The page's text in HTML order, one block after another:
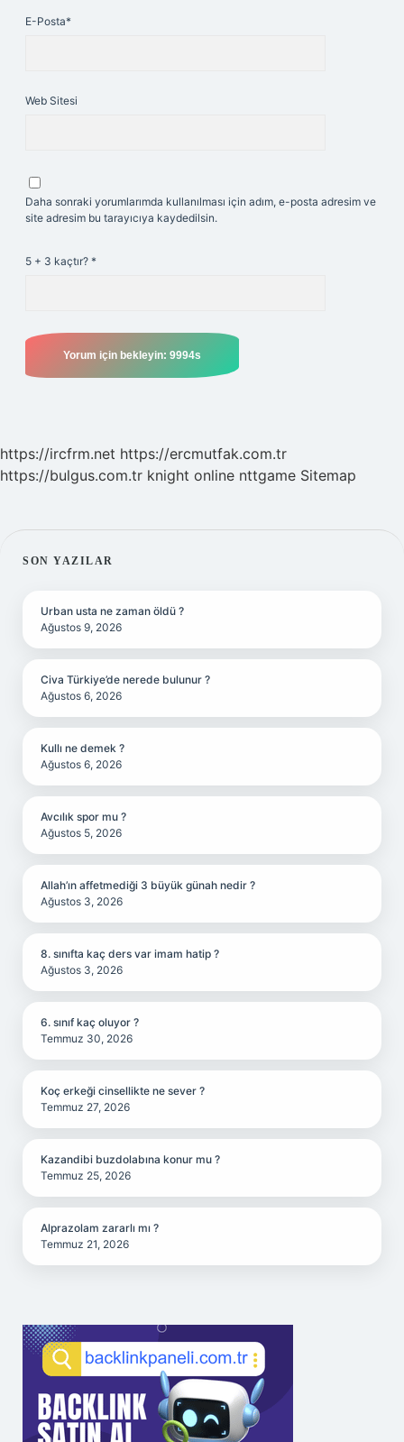
E-Posta*
Web Sitesi
Daha sonraki yorumlarımda kullanılması için adım, e-posta adresim ve
site adresim bu tarayıcıya kaydedilsin.
5 + 3 kaçtır? *
https://ircfrm.net https://ercmutfak.com.tr
https://bulgus.com.tr knight online nttgame Sitemap
SIDEBAR
SON YAZILAR
Urban usta ne zaman öldü ?
Ağustos 9, 2026
Civa Türkiye’de nerede bulunur ?
Ağustos 6, 2026
Kullı ne demek ?
Ağustos 6, 2026
Avcılık spor mu ?
Ağustos 5, 2026
Allah’ın affetmediği 3 büyük günah nedir ?
Ağustos 3, 2026
8. sınıfta kaç ders var imam hatip ?
Ağustos 3, 2026
6. sınıf kaç oluyor ?
Temmuz 30, 2026
Koç erkeği cinsellikte ne sever ?
Temmuz 27, 2026
Kazandibi buzdolabına konur mu ?
Temmuz 25, 2026
Alprazolam zararlı mı ?
Temmuz 21, 2026